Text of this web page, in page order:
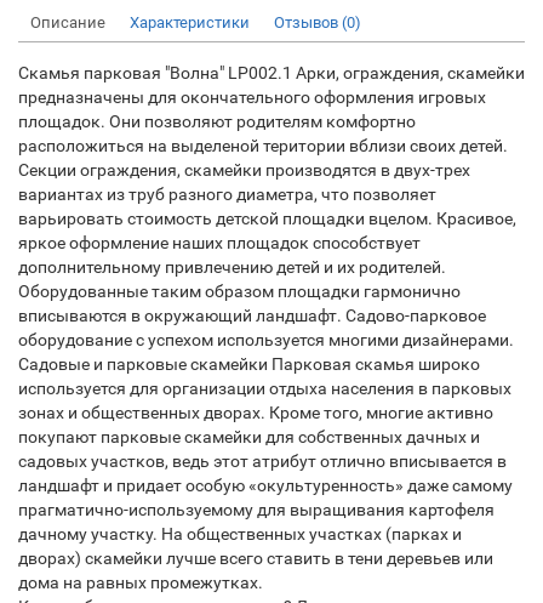
Описание Характеристики Отзывов (0)
Скамья парковая "Волна" LP002.1 Арки, ограждения, скамейки
предназначены для окончательного оформления игровых
площадок. Они позволяют родителям комфортно
расположиться на выделеной територии вблизи своих детей.
Секции ограждения, скамейки производятся в двух-трех
вариантах из труб разного диаметра, что позволяет
варьировать стоимость детской площадки вцелом. Красивое,
яркое оформление наших площадок способствует
дополнительному привлечению детей и их родителей.
Оборудованные таким образом площадки гармонично
вписываются в окружающий ландшафт. Садово-парковое
оборудование с успехом используется многими дизайнерами.
Садовые и парковые скамейки Парковая скамья широко
используется для организации отдыха населения в парковых
зонах и общественных дворах. Кроме того, многие активно
покупают парковые скамейки для собственных дачных и
садовых участков, ведь этот атрибут отлично вписывается в
ландшафт и придает особую «окультуренность» даже самому
прагматично-используемому для выращивания картофеля
дачному участку. На общественных участках (парках и
дворах) скамейки лучше всего ставить в тени деревьев или
дома на равных промежутках.